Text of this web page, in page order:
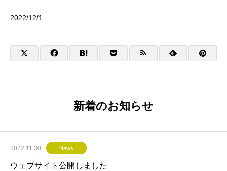
2022/12/1
新着のお知らせ
2022.11.30 News
ウェブサイト公開しました